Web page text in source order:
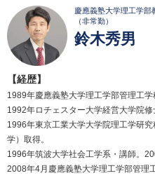
慶應義塾大学理工学部
（非常勤）
鈴木秀男
【経歴】
1989年慶應義塾大学理工学部管理工学
1992年ロチェスター大学経営大学院修
1996年東京工業大学大学院理工学研
学）取得。
1996年筑波大学社会工学系・講師。
2008年4月慶應義塾大学理工学部管理